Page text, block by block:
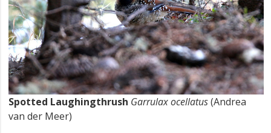
Spotted Laughingthrush Garrulax ocellatus(Andrea
van der Meer)